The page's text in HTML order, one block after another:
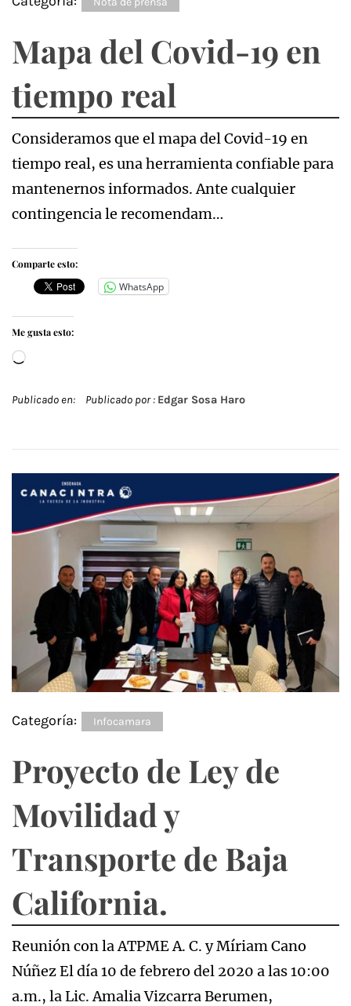
Mapa del Covid-19 en
tiempo real
Consideramos que el mapa del Covid-19 en
tiempo real, es una herramienta confiable para
mantenernos informados. Ante cualquier
contingencia le recomendam…
Comparte esto:
WhatsApp
Me gusta esto:
Cargando...
Publicado en: Publicado por : Edgar Sosa Haro
Categoría: Infocamara
Proyecto de Ley de
Movilidad y
Transporte de Baja
California.
Reunión con la ATPME A. C. y Míriam Cano
Núñez El día 10 de febrero del 2020 a las 10:00
a.m., la Lic. Amalia Vizcarra Berumen,